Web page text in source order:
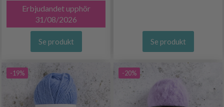
Erbjudandet upphör
31/08/2026
Se produkt Se produkt
-19% -20%